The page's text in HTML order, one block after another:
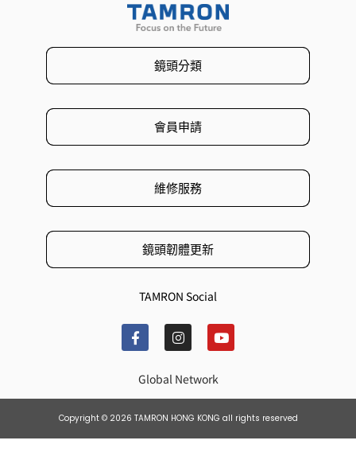
鏡頭分類
會員申請
維修服務
鏡頭韌體更新
TAMRON Social
Global Network
Copyright © 2026 TAMRON HONG KONG all rights reserved